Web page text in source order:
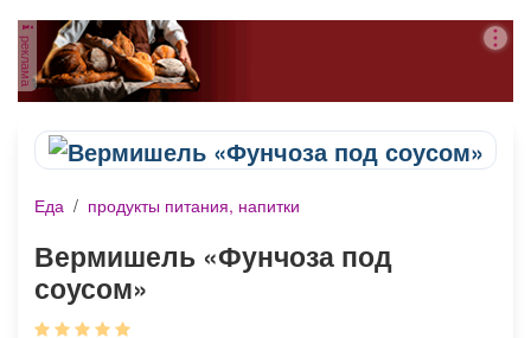
Объявления Недвижимость Услуги
реклама
Еда / продукты питания, напитки
Вермишель «Фунчоза под
соусом»